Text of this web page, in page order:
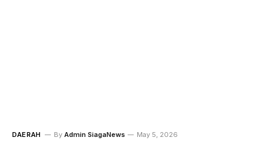
DAERAH By Admin SiagaNews May 5, 2026